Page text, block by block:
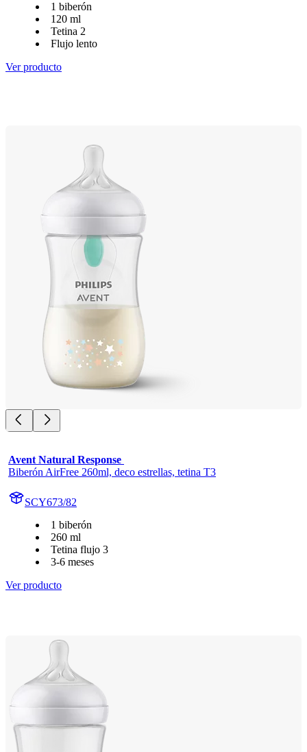
1 biberón
120 ml
Tetina 2
Flujo lento
Ver producto
Avent Natural Response
Biberón AirFree 260ml, deco estrellas, tetina T3
SCY673/82
1 biberón
260 ml
Tetina flujo 3
3-6 meses
Ver producto